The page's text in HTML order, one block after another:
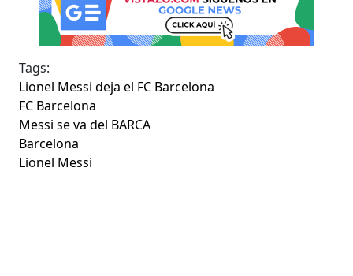
Tags:
Lionel Messi deja el FC Barcelona
FC Barcelona
Messi se va del BARCA
Barcelona
Lionel Messi